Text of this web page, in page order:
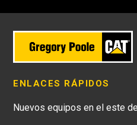
ENLACES RÁPIDOS
Nuevos equipos en el este